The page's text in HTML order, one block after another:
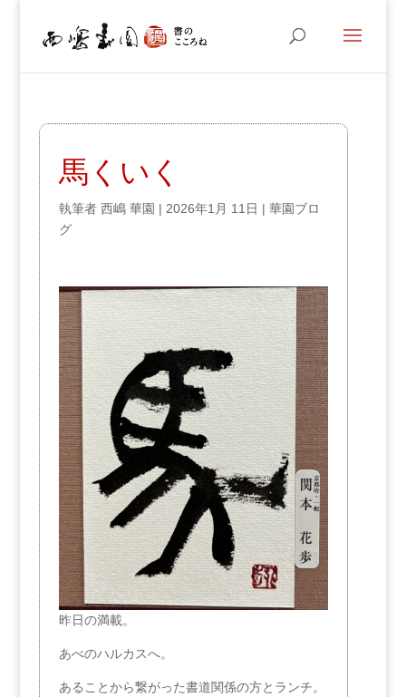
馬くいく
執筆者 西嶋 華園 | 2026年1月 11日 | 華園ブロ
グ
昨日の満載。
あべのハルカスへ。
あることから繋がった書道関係の方とランチ。